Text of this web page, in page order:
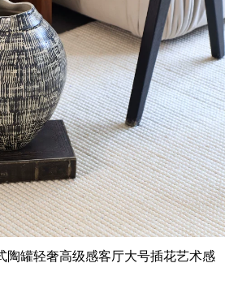
陶罐轻奢高级感客厅大号插花艺术感